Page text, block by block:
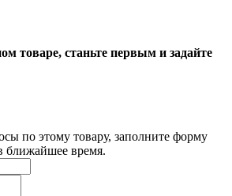
товаре, станьте первым и задайте
по этому товару, заполните форму
ближайшее время.